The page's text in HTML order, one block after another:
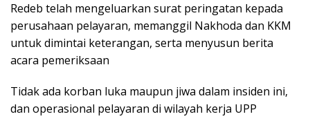
Redeb telah mengeluarkan surat peringatan kepada
perusahaan pelayaran, memanggil Nakhoda dan KKM
untuk dimintai keterangan, serta menyusun berita
acara pemeriksaan
Tidak ada korban luka maupun jiwa dalam insiden ini,
dan operasional pelayaran di wilayah kerja UPP